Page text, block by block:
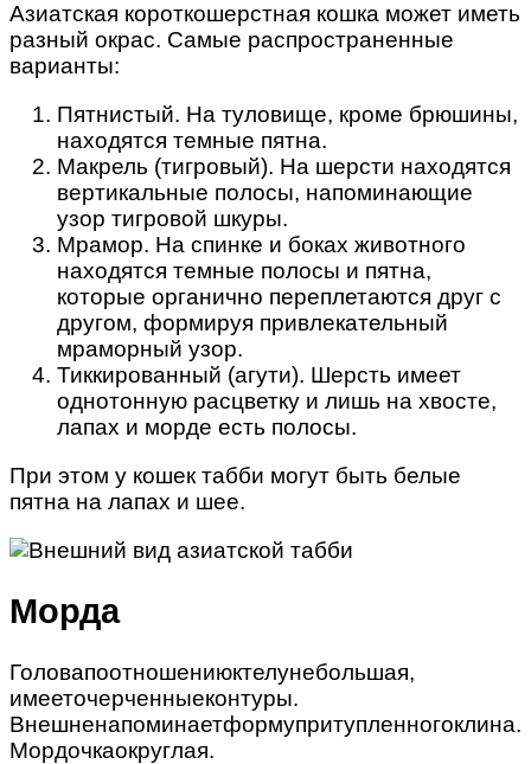
Азиатская короткошерстная кошка может иметь
разный окрас. Самые распространенные
варианты:
Пятнистый. На туловище, кроме брюшины,
находятся темные пятна.
Макрель (тигровый). На шерсти находятся
вертикальные полосы, напоминающие
узор тигровой шкуры.
Мрамор. На спинке и боках животного
находятся темные полосы и пятна,
которые органично переплетаются друг с
другом, формируя привлекательный
мраморный узор.
Тиккированный (агути). Шерсть имеет
однотонную расцветку и лишь на хвосте,
лапах и морде есть полосы.
При этом у кошек табби могут быть белые
пятна на лапах и шее.
Морда
Головапоотношениюктелунебольшая,
имееточерченныеконтуры.
Внешненапоминаетформупритупленногоклина.
Мордочкаокруглая.